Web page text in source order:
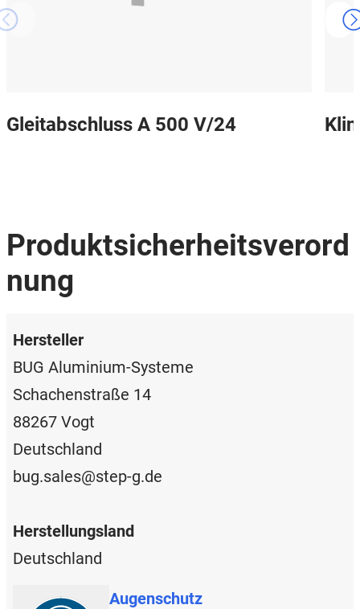
Gleitabschluss A 500 V/24
Produktsicherheitsverord
nung
Hersteller
BUG Aluminium-Systeme
Schachenstraße 14
88267 Vogt
Deutschland
bug.sales@step-g.de
Herstellungsland
Deutschland
Augenschutz